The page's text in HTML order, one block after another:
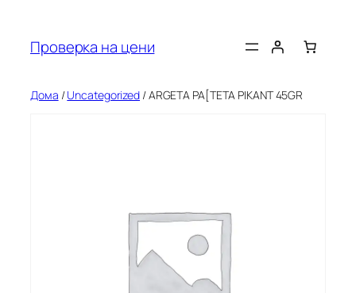
содржината
Проверка на цени
Дома /Uncategorized / ARGETA PA[TETA PIKANT 45GR